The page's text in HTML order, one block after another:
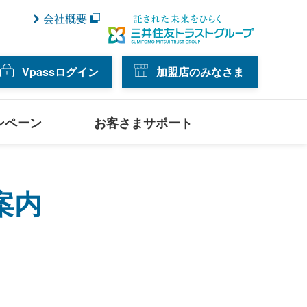
会社概要
Vpassログイン 加盟店のみなさま
ペーン お客さまサポート
内